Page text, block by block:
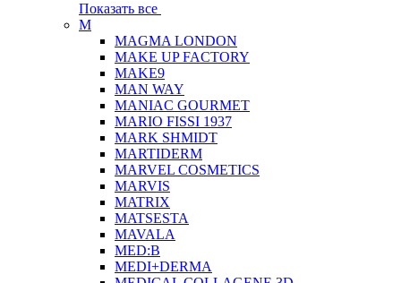
Показать все
M
MAGMA LONDON
MAKE UP FACTORY
MAKE9
MAN WAY
MANIAC GOURMET
MARIO FISSI 1937
MARK SHMIDT
MARTIDERM
MARVEL COSMETICS
MARVIS
MATRIX
MATSESTA
MAVALA
MED:B
MEDI+DERMA